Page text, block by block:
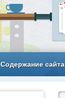
Содержание сайта